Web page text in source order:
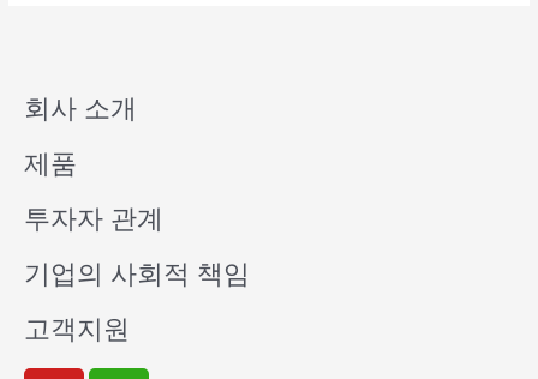
회사 소개
제품
투자자 관계
기업의 사회적 책임
고객지원